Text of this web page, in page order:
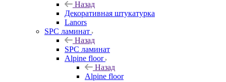
Назад
Декоративная штукатурка
Lanors
SPC ламинат
Назад
SPC ламинат
Alpine floor
Назад
Alpine floor